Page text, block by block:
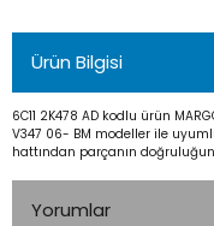
Ürün Bilgisi
6C11 2K478 AD kodlu ürün
V347 06- BM modeller ile
hattından parçanın
Yorumlar